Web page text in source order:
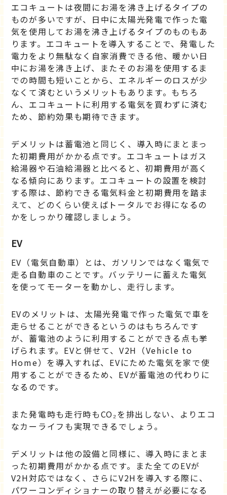
エコキュートは夜間にお湯を沸き上げるタイプの
ものが多いですが、日中に太陽光発電で作った電
気を使用してお湯を沸き上げるタイプのものもあ
ります。エコキュートを導入することで、発電した
電力をより無駄なく自家消費できる他、暖かい日
中にお湯を沸き上げ、またそのお湯を使用するま
での時間も短いことから、エネルギーのロスが少
なくて済むというメリットもあります。もちろ
ん、エコキュートに利用する電気を買わずに済む
ため、節約効果も期待できます。
デメリットは蓄電池と同じく、導入時にまとまっ
た初期費用がかかる点です。エコキュートはガス
給湯器や石油給湯器と比べると、初期費用が高く
なる傾向にあります。エコキュートの設置を検討
する際は、節約できる電気料金と初期費用を踏ま
えて、どのくらい使えばトータルでお得になるの
かをしっかり確認しましょう。
EV
EV（電気自動車）とは、ガソリンではなく電気で
走る自動車のことです。バッテリーに蓄えた電気
を使ってモーターを動かし、走行します。
EVのメリットは、太陽光発電で作った電気で車を
走らせることができるというのはもちろんです
が、蓄電池のように利用することができる点も挙
げられます。EVと併せて、V2H（Vehicle to
Home）を導入すれば、EVにためた電気を家で使
用することができるため、EVが蓄電池の代わりに
なるのです。
また発電時も走行時もCO₂を排出しない、よりエコ
なカーライフも実現できるでしょう。
デメリットは他の設備と同様に、導入時にまとま
った初期費用がかかる点です。また全てのEVが
V2H対応ではなく、さらにV2Hを導入する際に、
パワーコンディショナーの取り替えが必要になる